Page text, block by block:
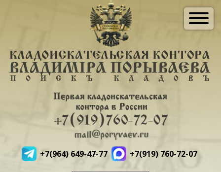
+7(964) 649-47-77 +7(919) 760-72-07